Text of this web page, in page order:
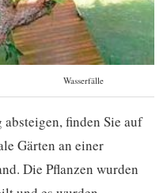
Wasserfälle
finden Sie auf
Gärten an einer
Die Pflanzen wurden